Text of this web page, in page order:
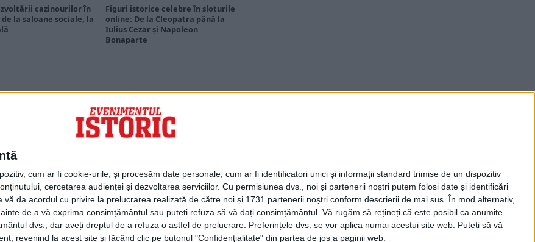
cum ar fi cookie-urile, și procesăm date personale, cum ar fi identificatori unici și informații standard trimise de un dispozitiv
cercetarea audienței și dezvoltarea serviciilor. Cu permisiunea dvs., noi și partenerii noștri putem folosi date și identificări
da acordul cu privire la prelucrarea realizată de către noi și 1731 partenerii noștri conform descrierii de mai sus. În mod alternativ,
de a vă exprima consimțământul sau puteți refuza să vă dați consimțământul. Vă rugăm să rețineți că este posibil ca anumite
dvs., dar aveți dreptul de a refuza o astfel de prelucrare. Preferințele dvs. se vor aplica numai acestui site web. Puteți să vă
revenind la acest site și făcând clic pe butonul "Confidențialitate" din partea de jos a paginii web.
cazinourilor în
la saloane sociale, la
Figuri istorice celebre în sloturile
online: De la Cleopatra până la
Iulius Cezar și Napoleon
Bonaparte
Evenimentul Zilei
Zilei
Editura de carte
Comunicate
Comunicate
Zoo